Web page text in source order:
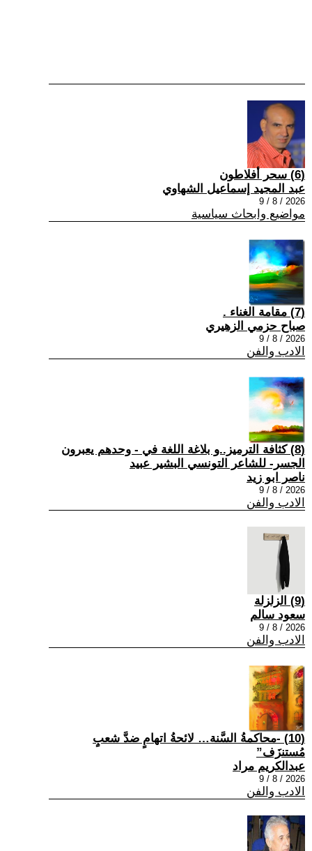
(6) سحر أفلاطون
عبد المجيد إسماعيل الشهاوي
2026 / 8 / 9
مواضيع وابحاث سياسية
(7) مقامة الغناء .
صباح حزمي الزهيري
2026 / 8 / 9
الادب والفن
(8) كثافة الترميز..و بلاغة اللغة في - وحدهم يعبرون
الجسر- للشاعر التونسي البشير عبيد
ناصر ابو زيد
2026 / 8 / 9
الادب والفن
(9) الزلزلة
سعود سالم
2026 / 8 / 9
الادب والفن
(10) -محاكمةُ السَّنة… لائحةُ اتهامٍ ضدَّ شعبٍ
مُستنزَف”
عبدالكريم مراد
2026 / 8 / 9
الادب والفن